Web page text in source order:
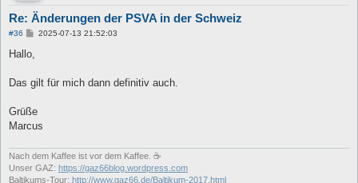
Re: Änderungen der PSVA in der Schweiz
#36
B
a
g
2025-07-13 21:52:03
Hallo,
Das gilt für mich dann definitiv auch.
Grüße
Marcus
Nach dem Kaffee ist vor dem Kaffee. ☕
Unser GAZ: https://gaz66blog.wordpress.com
Baltikums-Tour: http://www.gaz66.de/Baltikum-2017.html